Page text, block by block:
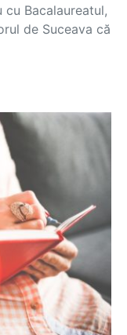
Bacalaureatul,
de Suceava că